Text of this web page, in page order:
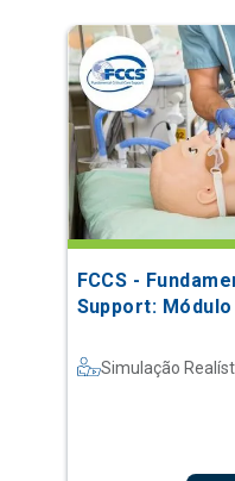
FCCS -
Support:
Simulação